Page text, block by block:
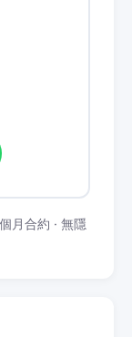
月合約 · 無隱